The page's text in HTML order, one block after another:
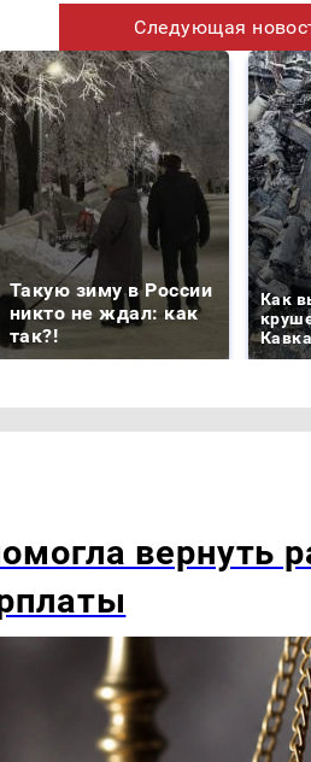
Следующая
Такую зиму в России
никто не ждал: как
так?!
Как
вернуть